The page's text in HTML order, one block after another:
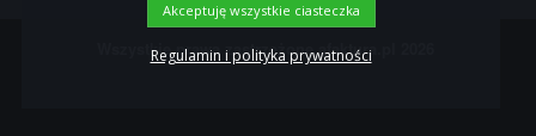
Wszystkie prawa zastrzeżoneafaktura.pl
Akceptuję wszystkie ciasteczka
Regulamin i polityka prywatności